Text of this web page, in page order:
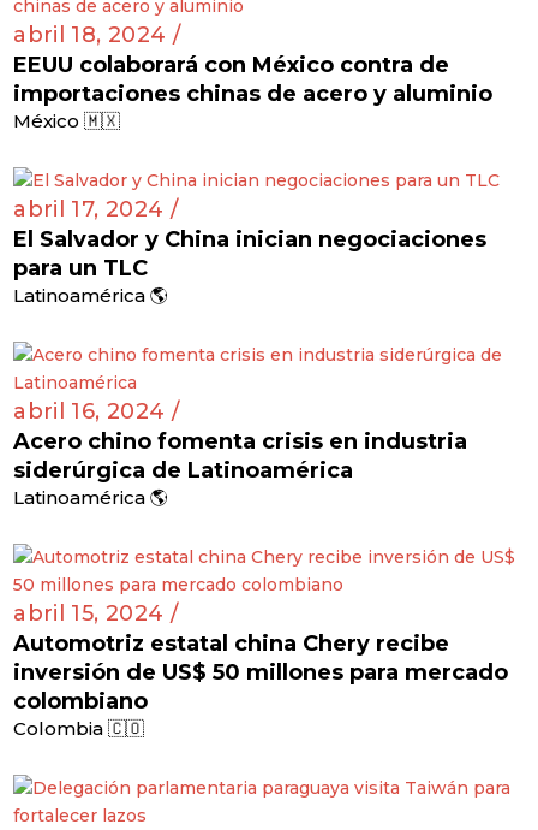
abril 18, 2024 /
EEUU colaborará con México contra de
importaciones chinas de acero y aluminio
México 🇲🇽
abril 17, 2024 /
El Salvador y China inician negociaciones
para un TLC
Latinoamérica 🌎
abril 16, 2024 /
Acero chino fomenta crisis en industria
siderúrgica de Latinoamérica
Latinoamérica 🌎
abril 15, 2024 /
Automotriz estatal china Chery recibe
inversión de US$ 50 millones para mercado
colombiano
Colombia 🇨🇴